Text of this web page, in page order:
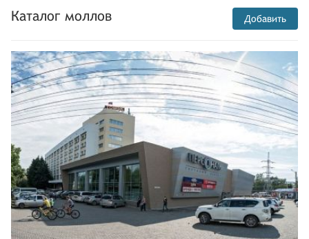
Каталог моллов Добавить